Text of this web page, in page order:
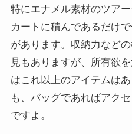
特にエナメル素材のツア
カートに積んであるだけ
があります。収納力など
見もありますが、所有欲
はこれ以上のアイテムは
も、バッグであればアク
ですよ。